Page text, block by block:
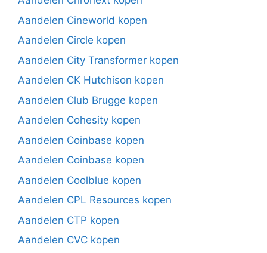
Aandelen Cineworld kopen
Aandelen Circle kopen
Aandelen City Transformer kopen
Aandelen CK Hutchison kopen
Aandelen Club Brugge kopen
Aandelen Cohesity kopen
Aandelen Coinbase kopen
Aandelen Coinbase kopen
Aandelen Coolblue kopen
Aandelen CPL Resources kopen
Aandelen CTP kopen
Aandelen CVC kopen